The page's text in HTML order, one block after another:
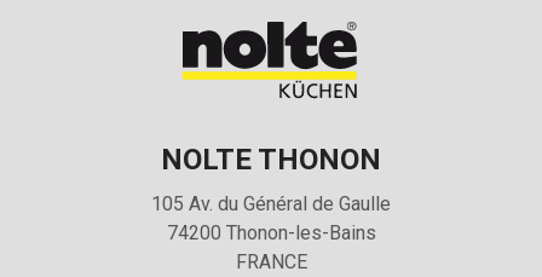
NOLTE THONON
105 Av. du Général de Gaulle
74200 Thonon-les-Bains
FRANCE